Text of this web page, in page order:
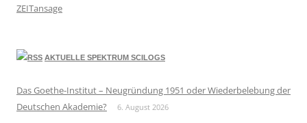
ZEITansage
AKTUELLE SPEKTRUM SCILOGS
Das Goethe-Institut – Neugründung 1951 oder Wiederbelebung der
Deutschen Akademie?
6. August 2026